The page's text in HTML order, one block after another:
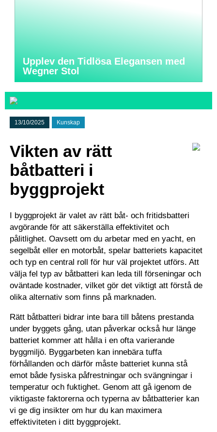
Upplev den Tidlösa Elegansen med
Wegner Stol
13/10/2025 Kunskap
Vikten av rätt
båtbatteri i
byggprojekt
I byggprojekt är valet av rätt båt- och fritidsbatteri
avgörande för att säkerställa effektivitet och
pålitlighet. Oavsett om du arbetar med en yacht, en
segelbåt eller en motorbåt, spelar batteriets kapacitet
och typ en central roll för hur väl projektet utförs. Att
välja fel typ av båtbatteri kan leda till förseningar och
oväntade kostnader, vilket gör det viktigt att förstå de
olika alternativ som finns på marknaden.
Rätt båtbatteri bidrar inte bara till båtens prestanda
under byggets gång, utan påverkar också hur länge
batteriet kommer att hålla i en ofta varierande
byggmiljö. Byggarbeten kan innebära tuffa
förhållanden och därför måste batteriet kunna stå
emot både fysiska påfrestningar och svängningar i
temperatur och fuktighet. Genom att gå igenom de
viktigaste faktorerna och typerna av båtbatterier kan
vi ge dig insikter om hur du kan maximera
effektiviteten i ditt byggprojekt.